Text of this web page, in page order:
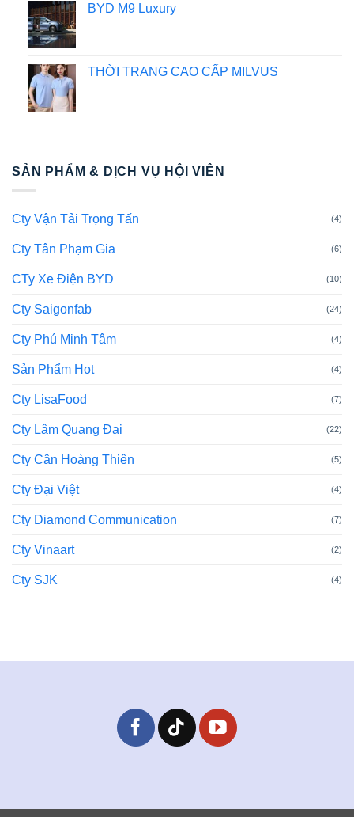
BYD M9 Luxury
THỜI TRANG CAO CẤP MILVUS
SẢN PHẨM & DỊCH VỤ HỘI VIÊN
Cty Vận Tải Trọng Tấn (4)
Cty Tân Phạm Gia (6)
CTy Xe Điện BYD (10)
Cty Saigonfab (24)
Cty Phú Minh Tâm (4)
Sản Phẩm Hot (4)
Cty LisaFood (7)
Cty Lâm Quang Đại (22)
Cty Cân Hoàng Thiên (5)
Cty Đại Việt (4)
Cty Diamond Communication (7)
Cty Vinaart (2)
Cty SJK (4)